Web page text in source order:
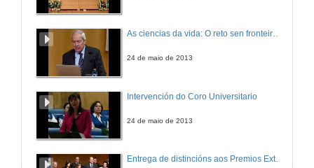
As ciencias da vida: O reto sen fronteiras para o século XXI
24 de maio de 2013
Intervención do Coro Universitario
24 de maio de 2013
Entrega de distincións aos Premios Extraordinarios Fin de Carreira, Grao e aos Premios Extraordinarios de Doutoramento